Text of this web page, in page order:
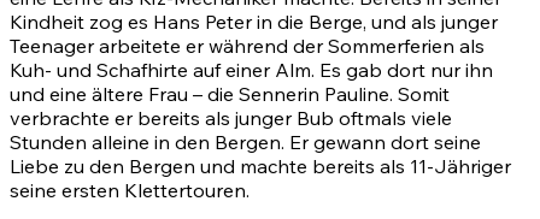
Kindheit zog es Hans Peter in die Berge, und als junger
Teenager arbeitete er während der Sommerferien als
Kuh- und Schafhirte auf einer Alm. Es gab dort nur ihn
und eine ältere Frau – die Sennerin Pauline. Somit
verbrachte er bereits als junger Bub oftmals viele
Stunden alleine in den Bergen. Er gewann dort seine
Liebe zu den Bergen und machte bereits als 11-Jähriger
seine ersten Klettertouren.